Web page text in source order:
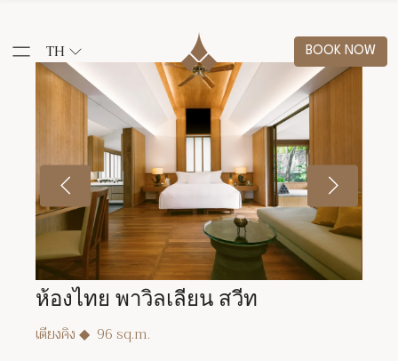
TH BOOK NOW
ห้องไทย พาวิลเลียน สวีท
เตียงคิง◆ 96 sq.m.